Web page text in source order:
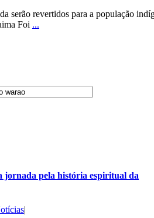
serão revertidos para a população
Foi ...
jornada pela história espiritual da
|